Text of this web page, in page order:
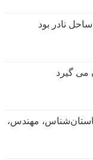
نادر بود
می گیرد
مهندس،